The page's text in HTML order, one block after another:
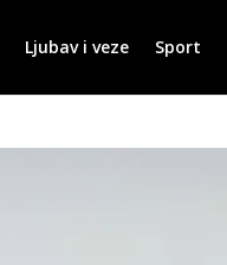
Ljubav i veze Sport